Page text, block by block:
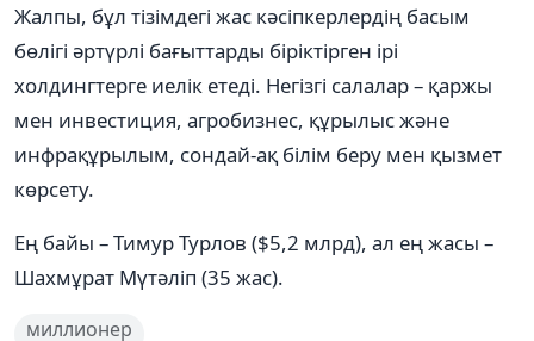
Жалпы, бұл тізімдегі жас кәсіпкерлердің басым
бөлігі әртүрлі бағыттарды біріктірген ірі
холдингтерге иелік етеді. Негізгі салалар – қаржы
мен инвестиция, агробизнес, құрылыс және
инфрақұрылым, сондай-ақ білім беру мен қызмет
көрсету.
Ең байы – Тимур Турлов ($5,2 млрд), ал ең жасы –
Шахмұрат Мүтәліп (35 жас).
миллионер